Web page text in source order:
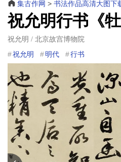
集古作网 > 书法作品高清大图下
祝允明行书《
祝允明 / 北京故宫博物院
祝允明 明代 行书
/
Painting
&
Calligraphy
高
清
书
法
书
法
家